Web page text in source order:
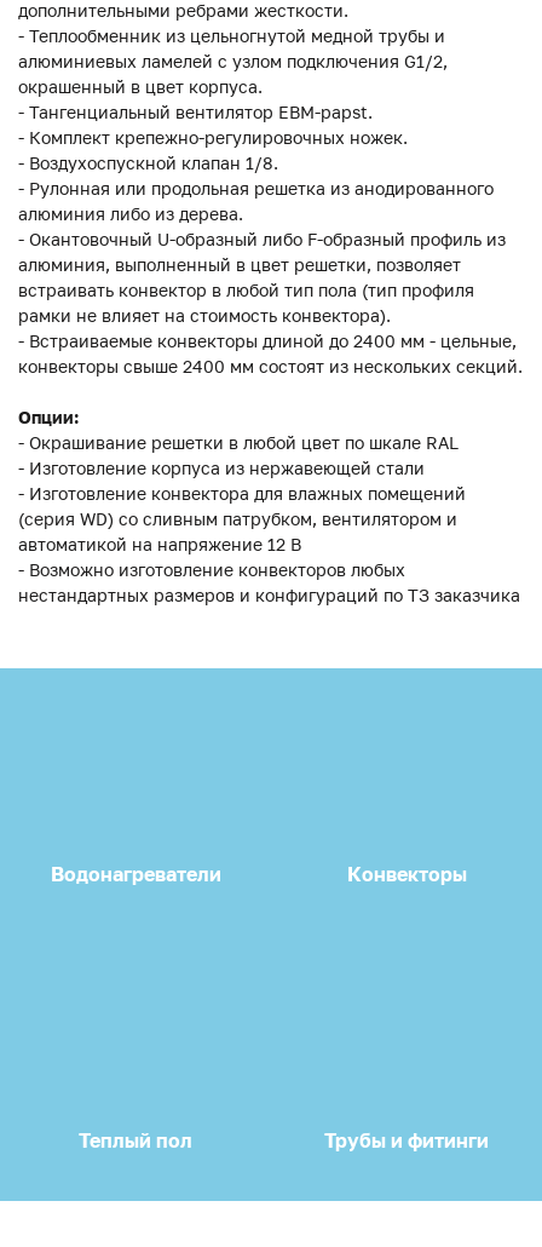
дополнительными ребрами жесткости.
- Теплообменник из цельногнутой медной трубы и
алюминиевых ламелей с узлом подключения G1/2,
окрашенный в цвет корпуса.
- Тангенциальный вентилятор EBM-papst.
- Комплект крепежно-регулировочных ножек.
- Воздухоспускной клапан 1/8.
- Рулонная или продольная решетка из анодированного
алюминия либо из дерева.
- Окантовочный U-образный либо F-образный профиль из
алюминия, выполненный в цвет решетки, позволяет
встраивать конвектор в любой тип пола (тип профиля
рамки не влияет на стоимость конвектора).
- Встраиваемые конвекторы длиной до 2400 мм - цельные,
конвекторы свыше 2400 мм состоят из нескольких секций.
Опции:
- Окрашивание решетки в любой цвет по шкале RAL
- Изготовление корпуса из нержавеющей стали
- Изготовление конвектора для влажных помещений
(серия WD) со сливным патрубком, вентилятором и
автоматикой на напряжение 12 В
- Возможно изготовление конвекторов любых
нестандартных размеров и конфигураций по ТЗ заказчика
Водонагреватели Конвекторы
Теплый пол Трубы и фитинги